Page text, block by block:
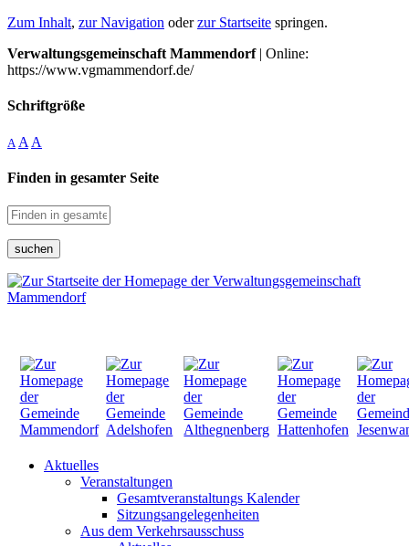
Zum Inhalt, zur Navigation oderzur Startseite springen.
Verwaltungsgemeinschaft Mammendorf| Online:
https://www.vgmammendorf.de/
Schriftgröße
A A A
Finden in gesamter Seite
suchen
Aktuelles
Veranstaltungen
Gesamtveranstaltungs Kalender
Sitzungsangelegenheiten
Aus dem Verkehrsausschuss